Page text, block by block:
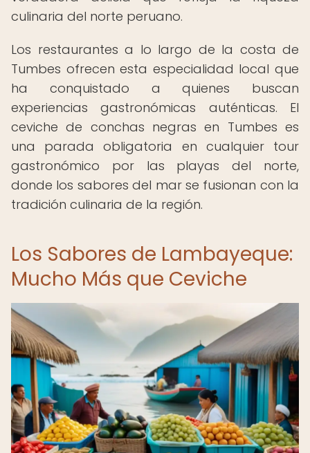
culinaria del norte peruano.
Los restaurantes a lo largo de la costa de
Tumbes ofrecen esta especialidad local que
ha conquistado a quienes buscan
experiencias gastronómicas auténticas. El
ceviche de conchas negras en Tumbes es
una parada obligatoria en cualquier tour
gastronómico por las playas del norte,
donde los sabores del mar se fusionan con la
tradición culinaria de la región.
Los Sabores de Lambayeque:
Mucho Más que Ceviche